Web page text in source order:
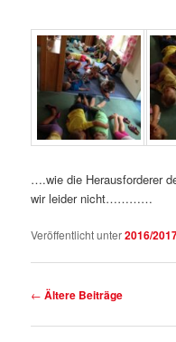
….wie die Herausforderer
wir leider nicht…………
Veröffentlicht unter2016/
Beitragsnavigation
← Ältere Beiträge